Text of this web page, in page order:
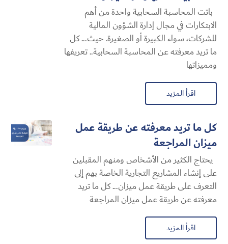
باتت المحاسبة السحابية​ واحدة من أهم
الابتكارات في مجال إدارة الشؤون المالية
للشركات، سواء الكبيرة أو الصغيرة. حيث... كل
ما تريد معرفته عن المحاسبة السحابية​.. تعريفها
ومميزاتها
اقرأ المزيد
كل ما تريد معرفته عن طريقة عمل
ميزان المراجعة
يحتاج الكثير من الأشخاص ومنهم المقبلين
على إنشاء المشاريع التجارية الخاصة بهم إلى
التعرف على طريقة عمل ميزان... كل ما تريد
معرفته عن طريقة عمل ميزان المراجعة
اقرأ المزيد